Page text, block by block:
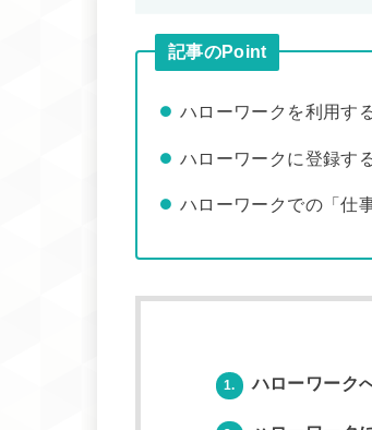
記事のPoint
ハローワークを利用す
ハローワークに登録す
ハローワークでの「仕
1. ハローワーク